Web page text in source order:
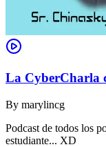
La CyberCharla
By marylincg
Podcast de todos los
estudiante... XD